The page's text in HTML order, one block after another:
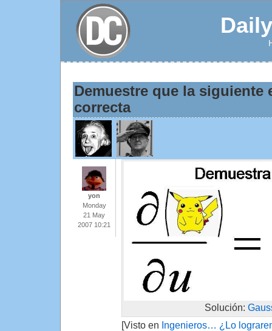
Demuestre que la siguiente
correcta
yon
Monday
21 May
2007 10:21
Solución:
[Visto en Ingenieros… ¿Lo